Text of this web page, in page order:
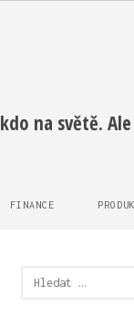
na světě.
FINANCE
Vyhledávání